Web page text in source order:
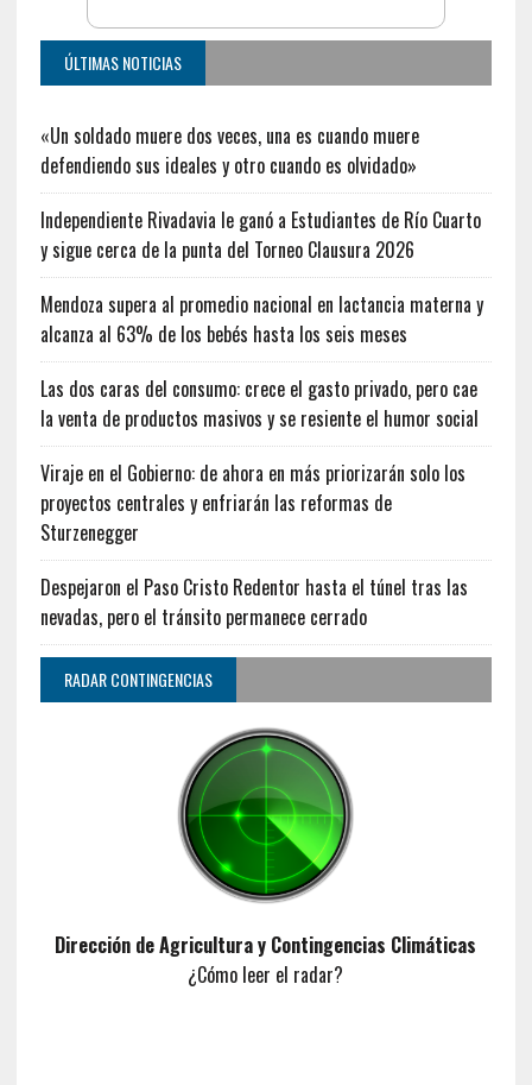
ÚLTIMAS NOTICIAS
«Un soldado muere dos veces, una es cuando muere
defendiendo sus ideales y otro cuando es olvidado»
Independiente Rivadavia le ganó a Estudiantes de Río Cuarto
y sigue cerca de la punta del Torneo Clausura 2026
Mendoza supera al promedio nacional en lactancia materna y
alcanza al 63% de los bebés hasta los seis meses
Las dos caras del consumo: crece el gasto privado, pero cae
la venta de productos masivos y se resiente el humor social
Viraje en el Gobierno: de ahora en más priorizarán solo los
proyectos centrales y enfriarán las reformas de
Sturzenegger
Despejaron el Paso Cristo Redentor hasta el túnel tras las
nevadas, pero el tránsito permanece cerrado
RADAR CONTINGENCIAS
Dirección de Agricultura y Contingencias Climáticas
¿Cómo leer el radar?